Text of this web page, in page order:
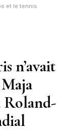
et le tennis
n’avait
Roland-